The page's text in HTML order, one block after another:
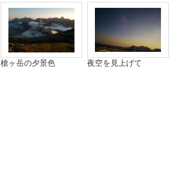
槍ヶ岳の夕景色 夜空を見上げて